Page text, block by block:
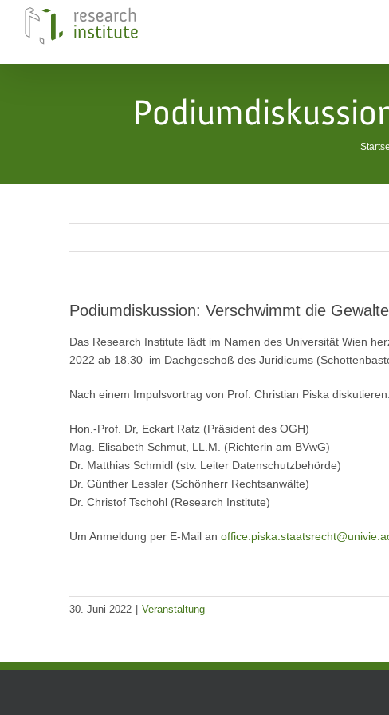
Podiumdiskussion: Verschwimmt die
Das Research Institute lädt im Namen des Universität Wien
2022 ab 18.30 im Dachgeschoß des Juridicums
Nach einem Impulsvortrag von Prof. Christian Piska diskutieren:
Hon.-Prof. Dr, Eckart Ratz (Präsident des OGH)
Mag. Elisabeth Schmut, LL.M. (Richterin am BVwG)
Dr. Matthias Schmidl (stv. Leiter Datenschutzbehörde)
Dr. Günther Lessler (Schönherr Rechtsanwälte)
Dr. Christof Tschohl (Research Institute)
Um Anmeldung per E-Mail an
30. Juni 2022 Veranstaltung